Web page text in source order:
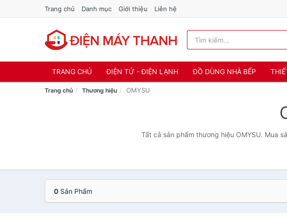
Trang chủ Danh mục Giới thiệu Liên hệ
TRANG CHỦ ĐIỆN TỬ - ĐIỆN LẠNH ĐỒ DÙNG NHÀ BẾP
Trang chủ Thương hiệu OMYSU
Tất cả sản phẩm thương hiệu OMYSU. Mua
0 Sản Phẩm